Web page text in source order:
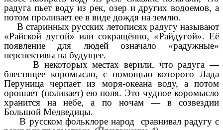
радуга пьет воду из рек, озер и других водоемов, а
потом проливает ее в виде дождя на землю.
В старинных русских летописях радугу называют
«Райской дугой» или сокращённо, «Райдугой». Её
появление для людей означало «радужные»
перспективы на будущее.
В некоторых местах верили, что радуга —
блестящее коромысло, с помощью которого Лада
Перуница черпает из моря-океана воду, а потом
орошает (поливает) ею поля. Это чудное коромысло
хранится на небе, а по ночам — в созвездии
Большой Медведицы.
В русском фольклоре народ сравнивал радугу с